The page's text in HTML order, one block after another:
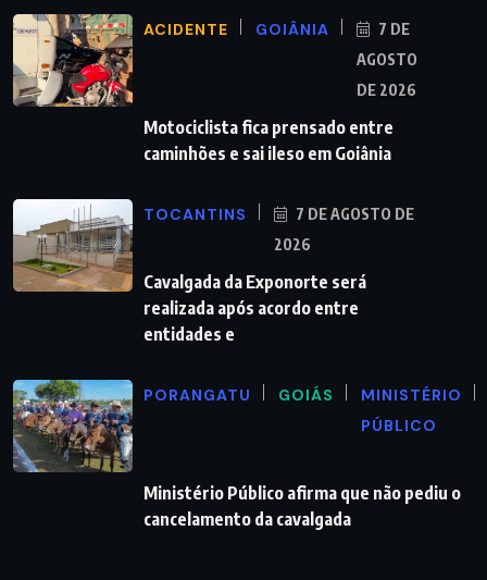
ACIDENTE GOIÂNIA
7 DE
AGOSTO
DE 2026
Motociclista fica prensado entre
caminhões e sai ileso em Goiânia
TOCANTINS
7 DE AGOSTO DE
2026
Cavalgada da Exponorte será
realizada após acordo entre
entidades e
PORANGATU GOIÁS
MINISTÉRIO
PÚBLICO
Ministério Público afirma que não pediu o
cancelamento da cavalgada